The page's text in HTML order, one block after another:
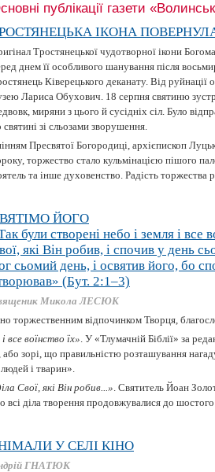
публікації газети
ІКОНА
Тростянецької чудотворної ікони
днем її особливого шанування після
Ківерецького деканату. Від
Лариса Обухович. 18 серпня святиню
миряни з цього й сусідніх сіл. Було
святині зі сльозами зворушення.
Пресвятої Богородиці, архієпископ
торжество стало кульмінацією пішого
та інше духовенство. Радість торжества
ЙОГО
були створені небо і земля і все
які Він робив, і спочив у день
сьомий день, і освятив його, бо
(Бут. 2:1–3)
Микола ЛЕСЮК
торжественним відпочинком Творця,
все воїнство їх». У «Тлумачній Біблії» за
зорі, що правильністю розташування
і тварин».
Свої, які Він робив...». Святитель Йоан
діла творення продовжувалися до
У СЕЛІ КІНО
ГНАТЮК